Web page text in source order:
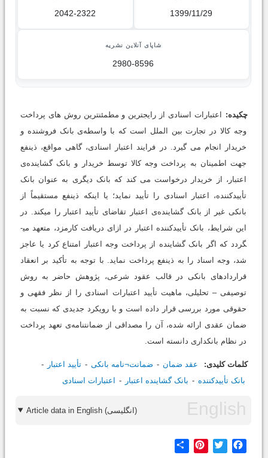
1399/11/29
2042-2322
شاپای آنلاین نشریه
2980-8596
چکیده: اعتبارات اسنادی از رایج­ترین و مطمئن­ترین روش های پرداخت
وجه کالا در تجارت بین الملل است که با واسطه‌ی بانک فروشنده و
خریدار انجام می گیرد. در فرایند اعتبار اسنادی، گاهی مواقع، ذی­نفع
جهت اطمینان به پرداخت وجه کالا توسط خریدار و بانک گشاینده‌ی
اعتبار، از خریدار درخواست می کند که بانک دیگری به عنوان بانک
تأییدکننده، اعتبار اسنادی را تأیید نماید؛ یا اینکه ذی­نفع مستقیماً از
بانکی غیر از بانک گشاینده‌ی اعتبار تقاضای تأیید اعتبار را می­کند. در
این شرایط، بانک تأییدکننده اعتبار در ازای دریافت کارمزد، متعهد می­
گردد که اگر بانک گشاینده از پرداخت وجه اعتبار امتناع کرد یا عاجز
شد، وجه اسناد را به ذی­نفع پرداخت نماید. با توجه به تأکید بر انعقاد
قراردادهای بانکی در قالب عقود شرعی، پژوهش حاضر به روش
توصیفی – تحلیلی، ماهیت تأیید اعتبارات اسنادی را از نظر فقهی و
حقوقی مورد بررسی قرار داده است و با رویکرد جدیدی که نسبت به
ضمان عقدی ارائه شده، آن را مصداقی از ضمانت­نامه‌ی تعهد پرداخت
در نظام بانک­داری دانسته است.
کلمات کلیدی: عقد ضمان ضمانت¬نامه بانکی
تأیید اعتبار
بانک تأییدکننده
بانک گشاینده اعتبار اعتبارات اسنادی
Article data in English (انگلیسی)
Facebook
Twitter
Pinterest